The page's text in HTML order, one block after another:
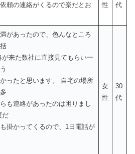
頼の連絡がくるので楽だとお
性
代
があったので、色んなところ
来た数社に直接見てもらい一
ったと思います。 自宅の場所
も連絡があったのは困りまし
だ
掛かってくるので、1日電話が
女
性
30
代